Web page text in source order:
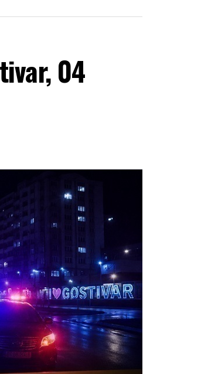
të marrë që qytetarët
dhe institucionet
është i rregullt për
pikëpyetje.
04